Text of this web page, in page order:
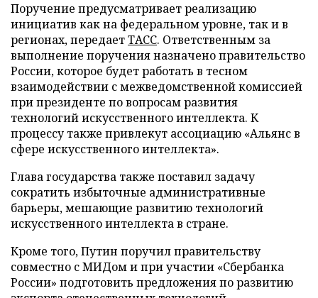
Поручение предусматривает реализацию
инициатив как на федеральном уровне, так и в
регионах, передаетТАСС. Ответственным за
выполнение поручения назначено правительство
России, которое будет работать в тесном
взаимодействии с межведомственной комиссией
при президенте по вопросам развития
технологий искусственного интеллекта. К
процессу также привлекут ассоциацию «Альянс в
сфере искусственного интеллекта».
Глава государства также поставил задачу
сократить избыточные административные
барьеры, мешающие развитию технологий
искусственного интеллекта в стране.
Кроме того, Путин поручил правительству
совместно с МИДом и при участии «Сбербанка
России» подготовить предложения по развитию